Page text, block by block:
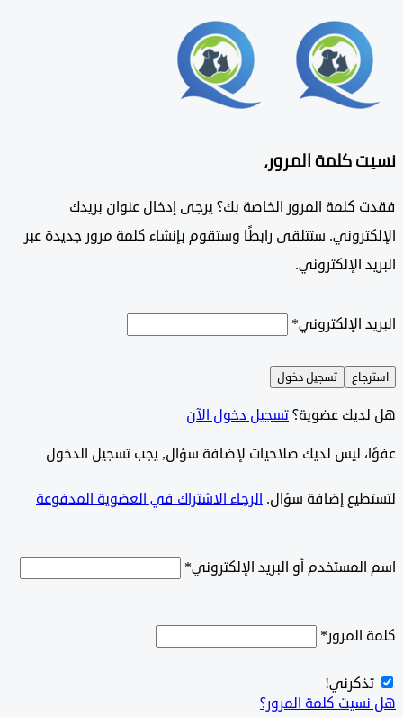
كلمة المرور،
كلمة المرور الخاصة بك؟ يرجى إدخال عنوان بريدك
ستتلقى رابطًا وستقوم بإنشاء كلمة مرور جديدة عبر
الإلكتروني.
الإلكتروني*
تسجيل دخول
عضوية؟تسجيل دخول الآن
ليس لديك صلاحيات لإضافة سؤال, يجب تسجيل الدخول
إضافة سؤال.الرجاء الاشتراك في العضوية المدفوعة
أو البريد الإلكتروني*
*
كلمة المرور؟